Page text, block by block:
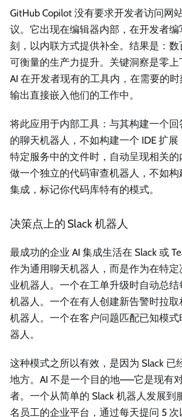
GitHub Copilot 没有要求开发者访问网
议。它出现在编辑器内部，在开发者
刻，以内联方式提供补全。结果是：
可衡量的生产力提升。关键洞察是零上
AI 在开发者现有的工具内，在需要的时
输出直接嵌入他们的工作中。
将此应用于内部工具：与其构建一个回
的聊天机器人，不如构建一个 IDE 扩
特定服务中的文件时，自动呈现相关
做一个独立的代码审查机器人，不如构
集成，标记你代码库特有的模式。
决策点上的 Slack 机器人
最成功的企业 AI 集成生活在 Slack 或
作为通用聊天机器人，而是作为在特
业机器人。一个在工单升级时自动总
机器人。一个在有人创建新告警时拉
机器人。一个在客户问题匹配已知模
器人。
这种模式之所以有效，是因为 Slack 已
地方。AI 不是一个目的地——它是现有
者。一个从简单的 Slack 机器人发展
名员工的企业平台，通过每天提问 5 次